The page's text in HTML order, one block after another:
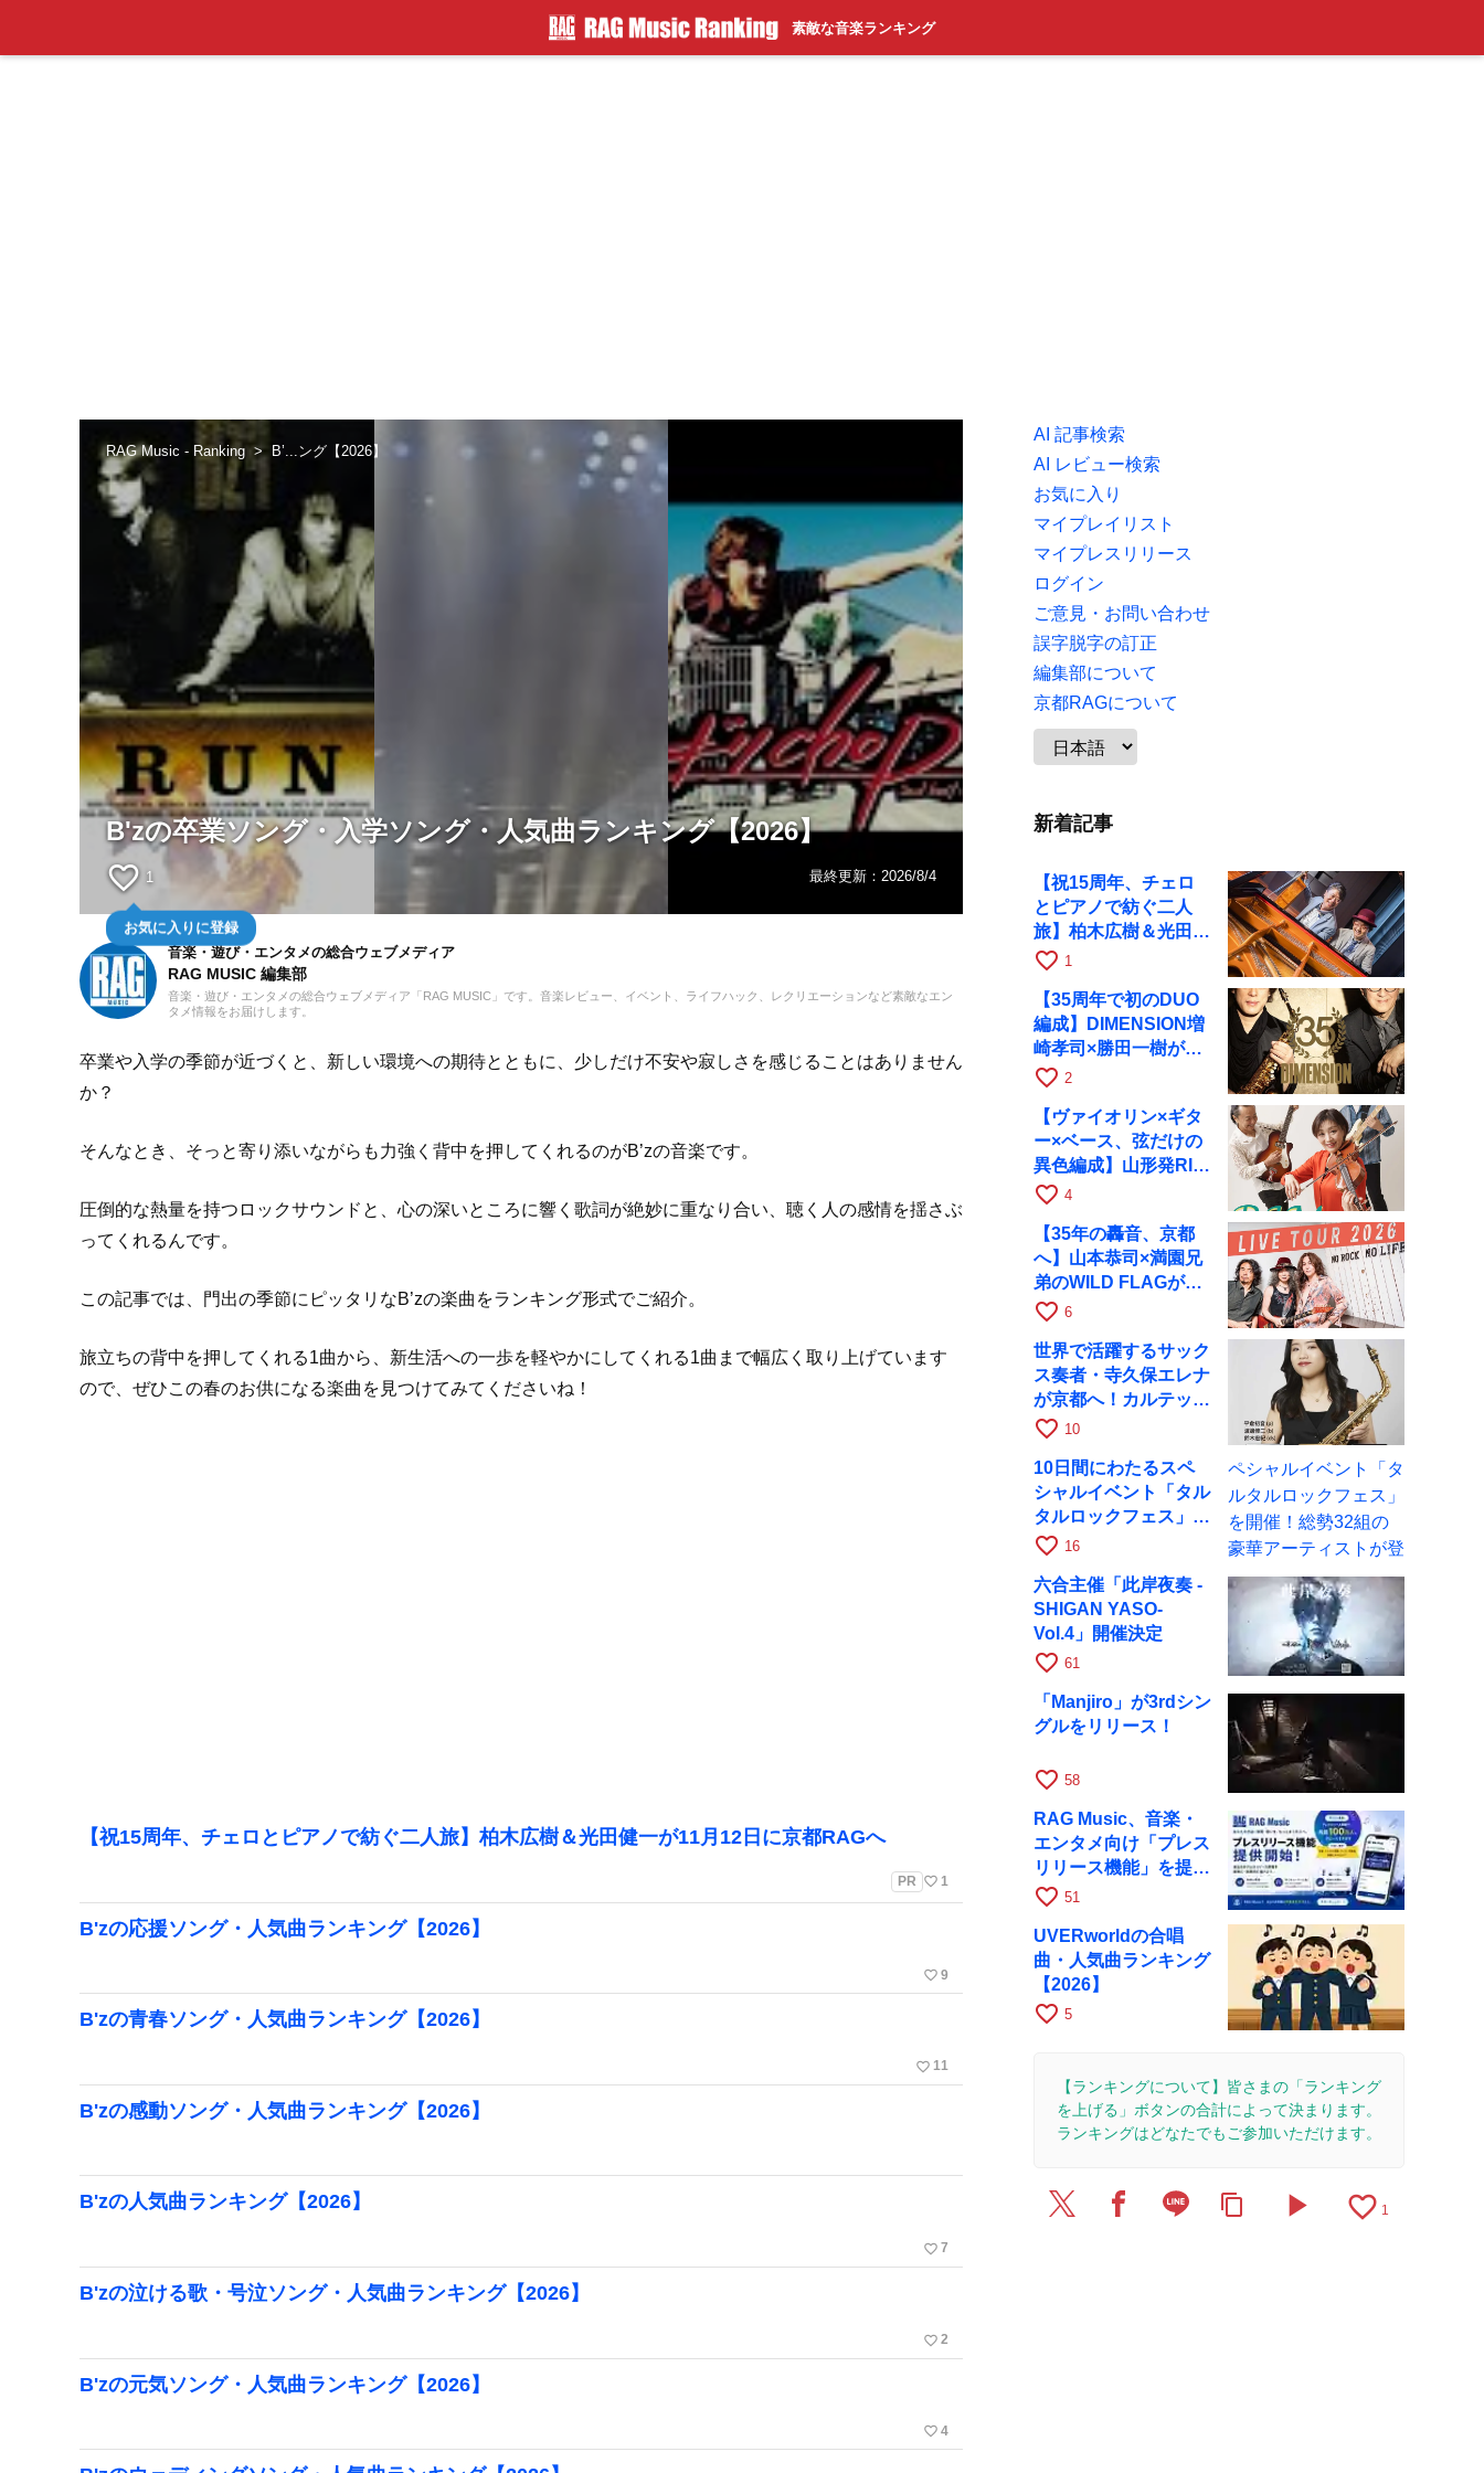
素敵な音楽ランキング
RAG Music - Ranking B’...ング【2026】
B'zの卒業ソング・入学ソング・人気曲ランキング【2026】
favorite_border 1
お気に入りに登録
最終更新： 2026/8/4
音楽・遊び・エンタメの総合ウェブメディア
RAG MUSIC 編集部
音楽・遊び・エンタメの総合ウェブメディア「RAG MUSIC」です。音楽レビュー、イベント、ライフハック、レクリエーションなど素敵なエン
タメ情報をお届けします。
卒業や入学の季節が近づくと、新しい環境への期待とともに、少しだけ不安や寂しさを感じることはありません
か？
そんなとき、そっと寄り添いながらも力強く背中を押してくれるのがB’zの音楽です。
圧倒的な熱量を持つロックサウンドと、心の深いところに響く歌詞が絶妙に重なり合い、聴く人の感情を揺さぶ
ってくれるんです。
この記事では、門出の季節にピッタリなB’zの楽曲をランキング形式でご紹介。
旅立ちの背中を押してくれる1曲から、新生活への一歩を軽やかにしてくれる1曲まで幅広く取り上げています
ので、ぜひこの春のお供になる楽曲を見つけてみてくださいね！
【祝15周年、チェロとピアノで紡ぐ二人旅】柏木広樹＆光田健一が11月12日に京都RAGへ
PR favorite_border 1
B'zの応援ソング・人気曲ランキング【2026】
favorite_border 9
B'zの青春ソング・人気曲ランキング【2026】
favorite_border 11
B'zの感動ソング・人気曲ランキング【2026】
B'zの人気曲ランキング【2026】
favorite_border 7
B'zの泣ける歌・号泣ソング・人気曲ランキング【2026】
favorite_border 2
B'zの元気ソング・人気曲ランキング【2026】
favorite_border 4
AI 記事検索
AI レビュー検索
お気に入り
マイプレイリスト
マイプレスリリース
ログイン
ご意見・お問い合わせ
誤字脱字の訂正
編集部について
京都RAGについて
新着記事
【祝15周年、チェロ
とピアノで紡ぐ二人
旅】柏木広樹＆光田健
一が11月12日に京都
favorite_border 1
【35周年で初のDUO
編成】DIMENSION増
崎孝司×勝田一樹が10
月11日に京都RAGへ
favorite_border 2
【ヴァイオリン×ギタ
ー×ベース、弦だけの
異色編成】山形発RIM
が初全国ツアーで8月
favorite_border 4
【35年の轟音、京都
へ】山本恭司×満園兄
弟のWILD FLAGが8
月6日にRAGでライブ
favorite_border 6
世界で活躍するサック
ス奏者・寺久保エレナ
が京都へ！カルテッ
ト・ツアー京都公演を
favorite_border 10
10日間にわたるスペ
シャルイベント「タル
タルロックフェス」を
開催！総勢32組の豪
favorite_border 16
六合主催「此岸夜奏 -
SHIGAN YASO-
Vol.4」開催決定
favorite_border 61
「Manjiro」が3rdシン
グルをリリース！
favorite_border 58
RAG Music、音楽・
エンタメ向け「プレス
リリース機能」を提供
開始
favorite_border 51
UVERworldの合唱
曲・人気曲ランキング
【2026】
favorite_border 5
【ランキングについて】皆さまの「ランキング
を上げる」ボタンの合計によって決まります。
ランキングはどなたでもご参加いただけます。
content_copy play_arrow favorite_border 1